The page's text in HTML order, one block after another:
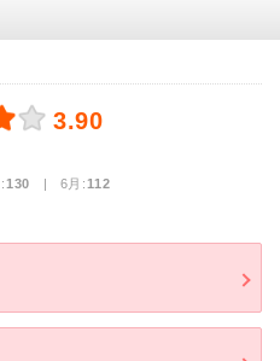
3.90
130 | 6月:112